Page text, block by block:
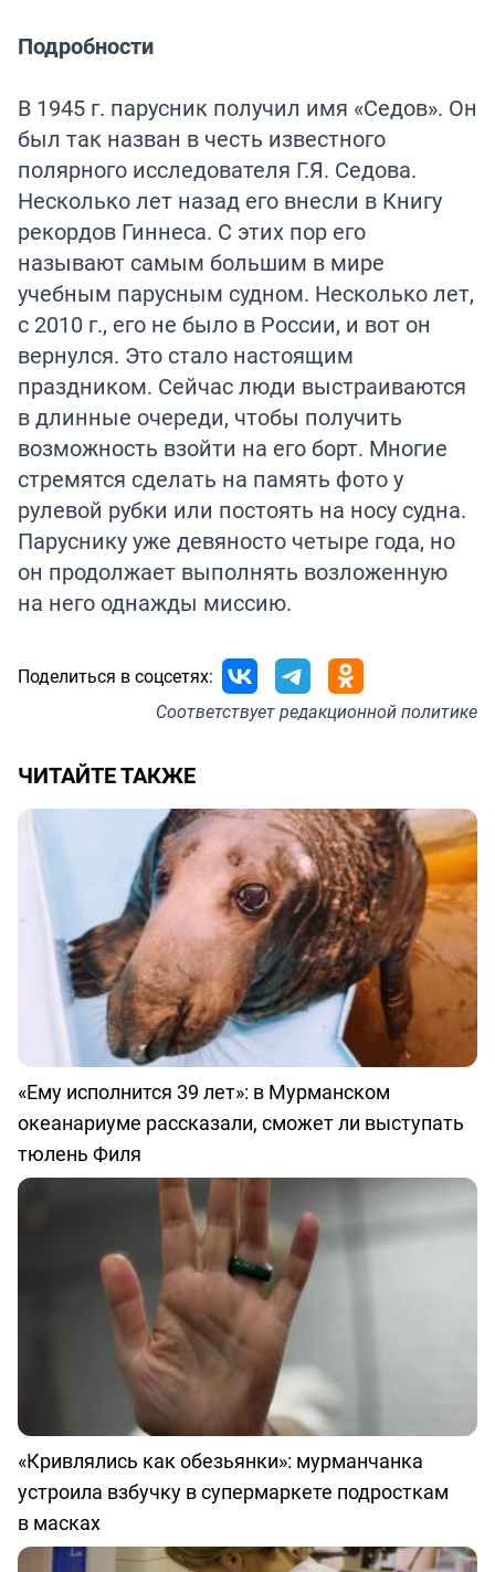
Подробности
В 1945 г. парусник получил имя «Седов». Он
был так назван в честь известного
полярного исследователя Г.Я. Седова.
Несколько лет назад его внесли в Книгу
рекордов Гиннеса. С этих пор его
называют самым большим в мире
учебным парусным судном. Несколько лет,
с 2010 г., его не было в России, и вот он
вернулся. Это стало настоящим
праздником. Сейчас люди выстраиваются
в длинные очереди, чтобы получить
возможность взойти на его борт. Многие
стремятся сделать на память фото у
рулевой рубки или постоять на носу судна.
Паруснику уже девяносто четыре года, но
он продолжает выполнять возложенную
на него однажды миссию.
Поделиться в соцсетях:
Соответствуетредакционной политике
ЧИТАЙТЕ ТАКЖЕ
«Ему исполнится 39 лет»: в Мурманском
океанариуме рассказали, сможет ли выступать
тюлень Филя
«Кривлялись как обезьянки»: мурманчанка
устроила взбучку в супермаркете подросткам
в масках